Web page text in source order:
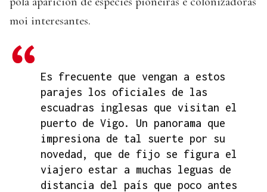
moi interesantes.
Es frecuente que vengan a estos
parajes los oficiales de las
escuadras inglesas que visitan el
puerto de Vigo. Un panorama que
impresiona de tal suerte por su
novedad, que de fijo se figura el
viajero estar a muchas leguas de
distancia del país que poco antes